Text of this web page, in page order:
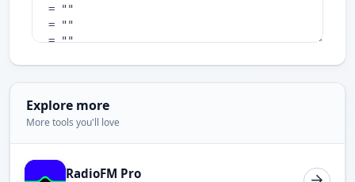
Explore more
More tools you'll love
RadioFM Pro